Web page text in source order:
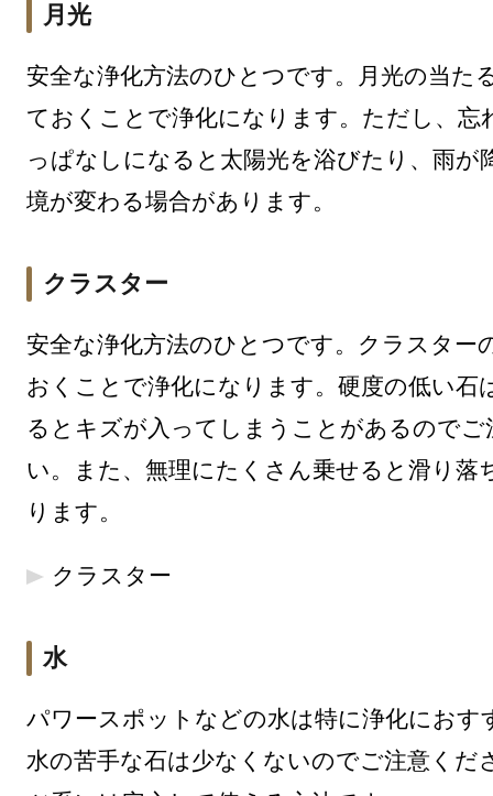
月光
安全な浄化方法のひとつです。月光の当た
ておくことで浄化になります。ただし、忘
っぱなしになると太陽光を浴びたり、雨が
境が変わる場合があります。
クラスター
安全な浄化方法のひとつです。クラスター
おくことで浄化になります。硬度の低い石
るとキズが入ってしまうことがあるのでご
い。また、無理にたくさん乗せると滑り落
ります。
クラスター
水
パワースポットなどの水は特に浄化におす
水の苦手な石は少なくないのでご注意くだ